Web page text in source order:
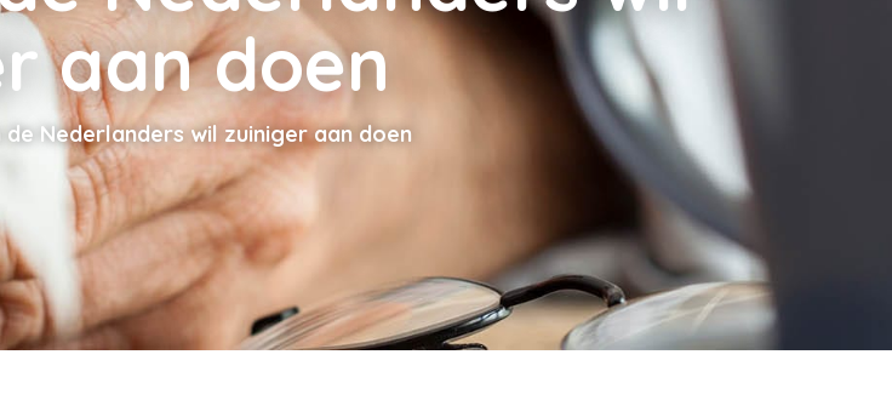
aan doen
Nederlanders wil zuiniger aan doen